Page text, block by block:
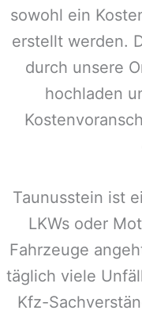
sowohl ein
erstellt werden.
durch unsere
hochladen
Taunusstein ist
LKWs oder
Fahrzeuge
täglich viele
Kfz-